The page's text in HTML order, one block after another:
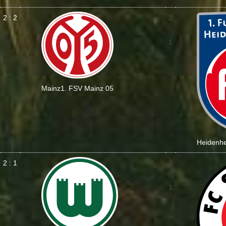
2 : 2
Mainz1. FSV Mainz 05
2
:
1
2 : 1
2
:
1